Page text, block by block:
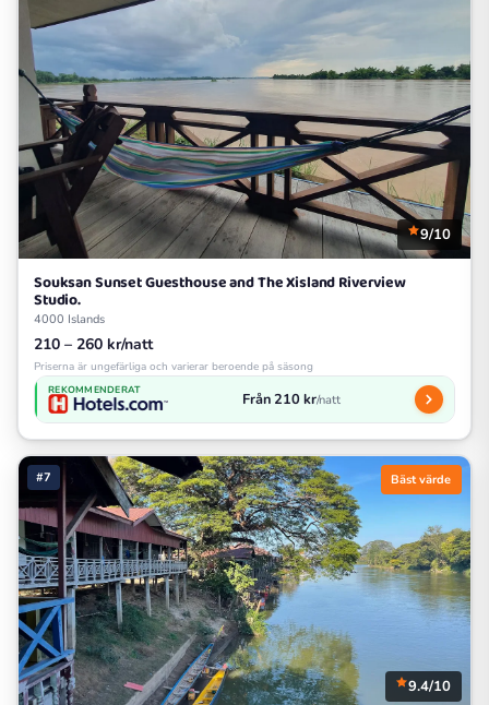
9/10
Souksan Sunset Guesthouse and The Xisland Riverview
Studio.
4000 Islands
210 – 260 kr/natt
Priserna är ungefärliga och varierar beroende på säsong
REKOMMENDERAT Från 210 kr/natt
#7 Bäst värde
9.4/10